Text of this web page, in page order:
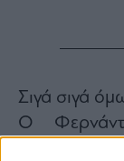
Σιγά σιγά
Ο